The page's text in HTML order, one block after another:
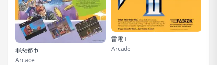
罪惡都市
Arcade
雷電II
Arcade